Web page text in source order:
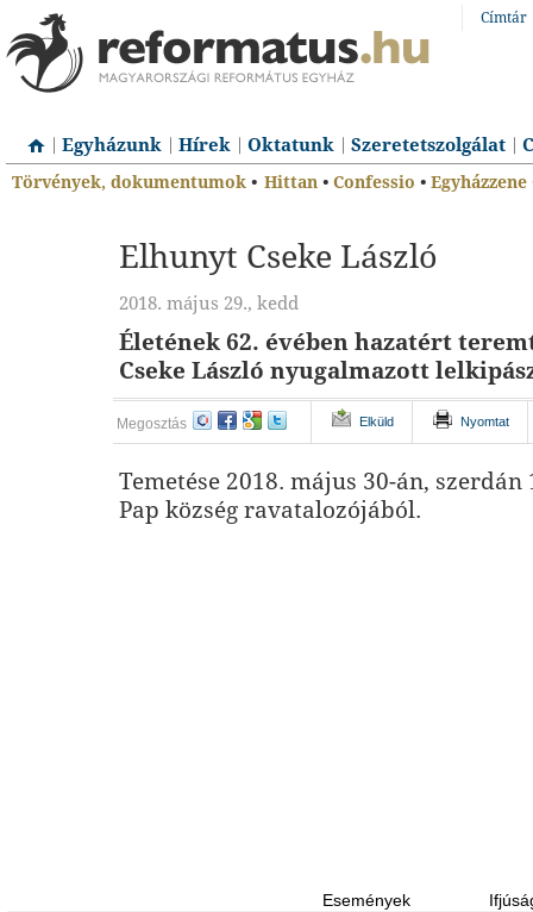
Címtár
Egyházunk Hírek Oktatunk Szeretetszolgálat
Törvények, dokumentumok • Hittan • Confessio • Egyházzene
Elhunyt Cseke László
2018. május 29., kedd
Életének 62. évében hazatért
Cseke László nyugalmazott
Megosztás Elküld Nyomtat
Temetése 2018. május 30-án, szerdán
Pap község ravatalozójából.
Események